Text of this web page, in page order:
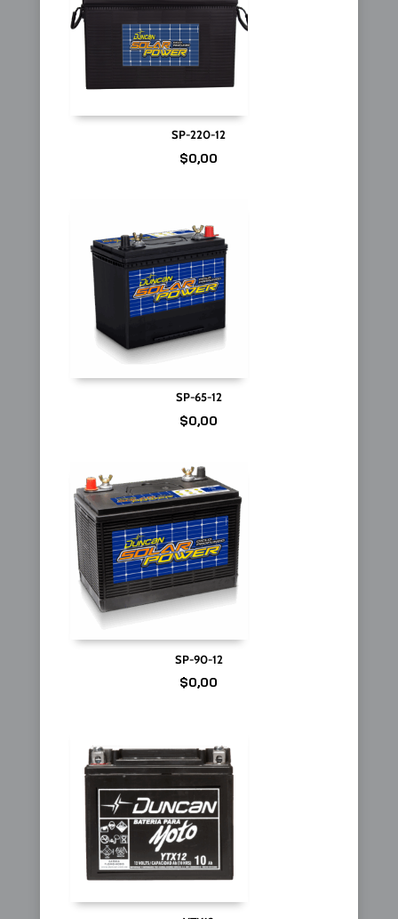
SP-220-12
$0,00
SP-65-12
$0,00
SP-90-12
$0,00